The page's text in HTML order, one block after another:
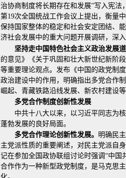
治协商制度将长期存在和发展”写入宪
第19次全国统战工作会议上提出，衡量
保持国家整体的稳定和社会安定团结、
济社会发展中的重大问题开展调研，深
坚持走中国特色社会主义政治发展
的意见》《关于巩固和壮大新世纪新阶
等重要理论观点。发布《中国的政党制
政治建设中的作用，明确指出多党合作
崛起、青藏铁路沿线发展、新农村建设
多党合作制度创新性发展
中共十八大以来，以习近平同志为
蓬勃发展的良好局面。
多党合作理论创新性发展。 明确民
主党派性质的重要阐述，对民主党派自
记在参加全国政协联组讨论时强调“中
合作作为一种新型政党制度，是马克思